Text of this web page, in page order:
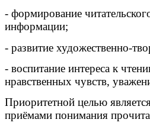
- формирование
информации;
- развитие художественно-
- воспитание интереса к
нравственных чувств,
Приоритетной целью
приёмами понимания